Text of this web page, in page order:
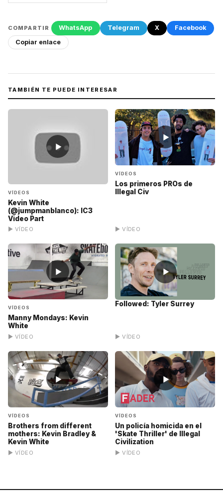
COMPARTIR WhatsApp Telegram X
Facebook
Copiar enlace
TAMBIÉN TE PUEDE INTERESAR
▶
VÍDEOS
Kevin White
(@jumpmanblanco): IC3
Video Part
▶ VÍDEO
▶
VÍDEOS
Los primeros PROs de
Illegal Civ
▶ VÍDEO
▶
VÍDEOS
Manny Mondays: Kevin
White
▶ VÍDEO
▶
Followed: Tyler Surrey
▶ VÍDEO
▶
VÍDEOS
Brothers from different
mothers: Kevin Bradley &
Kevin White
▶ VÍDEO
▶
VÍDEOS
Un policía homicida en el
'Skate Thriller' de Illegal
Civilization
▶ VÍDEO